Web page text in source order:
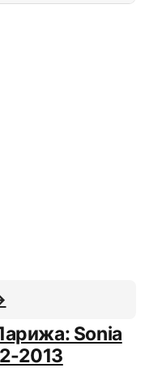
Sonia
2013